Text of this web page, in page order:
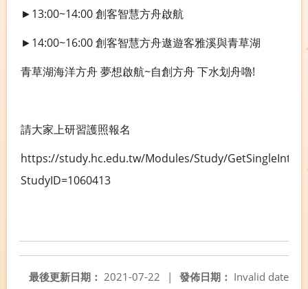
►13:00~14:00 創客智慧方舟啟航
►14:00~16:00 創客智慧方舟遨遊客雅溪與青草湖
青草湖海洋方舟 夢想啟航~自創方舟 下水划舟嚕!
請大家上研習護照報名
https://study.hc.edu.tw/Modules/Study/
StudyID=1060413
發佈日期： Invalid date
最後更新日期： 2021-07-22
|